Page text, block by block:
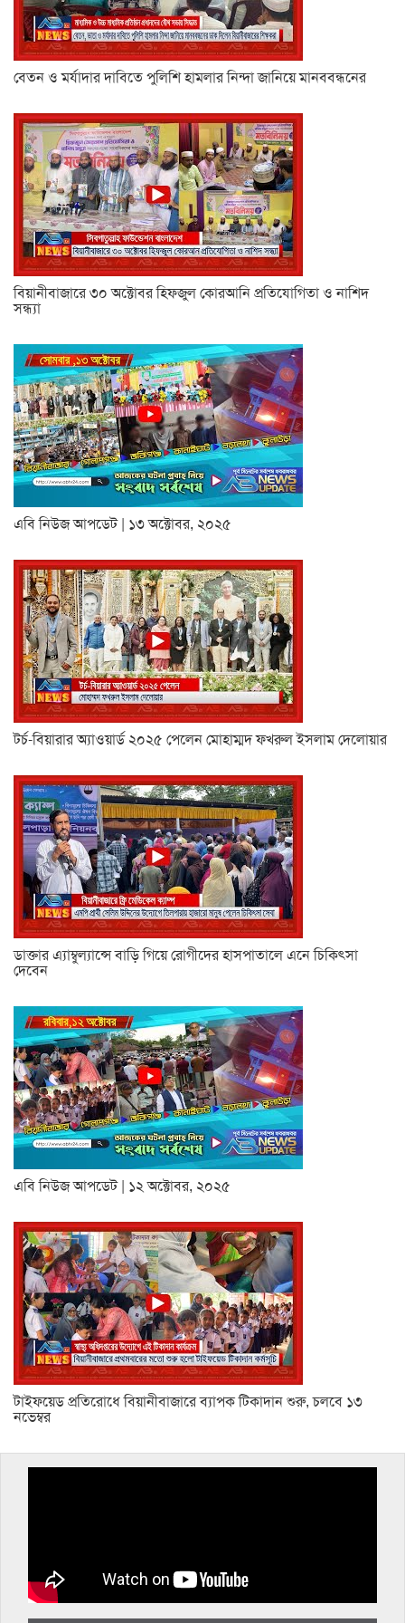
বেতন ও মর্যাদার দাবিতে পুলিশি হামলার নিন্দা জানিয়ে মানববন্ধনের
বিয়ানীবাজারে ৩০ অক্টোবর হিফজুল কোরআনি প্রতিযোগিতা ও নাশিদ
সন্ধ্যা
এবি নিউজ আপডেট | ১৩ অক্টোবর, ২০২৫
টর্চ-বিয়ারার অ্যাওয়ার্ড ২০২৫ পেলেন মোহাম্মদ ফখরুল ইসলাম দেলোয়ার
ডাক্তার এ্যাম্বুল্যান্সে বাড়ি গিয়ে রোগীদের হাসপাতালে এনে চিকিৎসা
দেবেন
এবি নিউজ আপডেট | ১২ অক্টোবর, ২০২৫
টাইফয়েড প্রতিরোধে বিয়ানীবাজারে ব্যাপক টিকাদান শুরু, চলবে ১৩
নভেম্বর